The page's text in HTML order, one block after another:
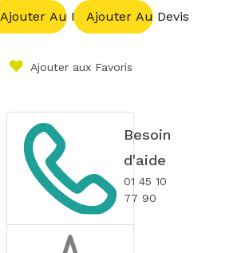
Ajouter Au PanierAjouter Au Devis
Ajouter aux Favoris
Besoin
d'aide
01 45 10
77 90